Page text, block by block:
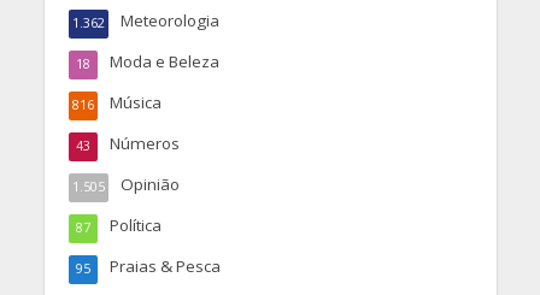
Meteorologia
1.362
Moda e Beleza
18
Música
816
Números
43
Opinião
1.505
Política
87
Praias & Pesca
95